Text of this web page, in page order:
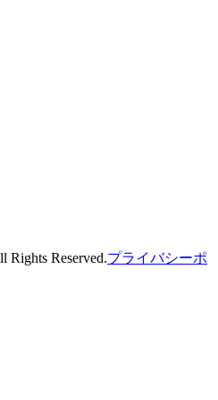
Reserved.プライバシーポ